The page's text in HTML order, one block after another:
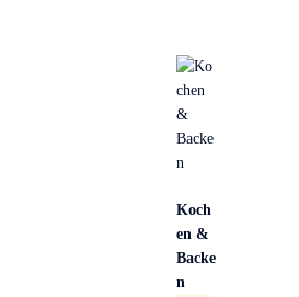
Koch
en &
Backe
n